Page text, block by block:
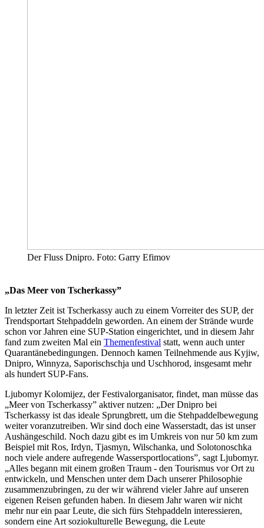
Der Fluss Dnipro. Foto: Garry Efimov
„Das Meer von Tscherkassy”
In letzter Zeit ist Tscherkassy auch zu einem Vorreiter des SUP, der
Trendsportart Stehpaddeln geworden. An einem der Strände wurde
schon vor Jahren eine SUP-Station eingerichtet, und in diesem Jahr
fand zum zweiten Mal ein Themenfestival statt, wenn auch unter
Quarantänebedingungen. Dennoch kamen Teilnehmende aus Kyjiw,
Dnipro, Winnyza, Saporischschja und Uschhorod, insgesamt mehr
als hundert SUP-Fans.
Ljubomyr Kolomijez, der Festivalorganisator, findet, man müsse das
„Meer von Tscherkassy” aktiver nutzen: „Der Dnipro bei
Tscherkassy ist das ideale Sprungbrett, um die Stehpaddelbewegung
weiter voranzutreiben. Wir sind doch eine Wasserstadt, das ist unser
Aushängeschild. Noch dazu gibt es im Umkreis von nur 50 km zum
Beispiel mit Ros, Irdyn, Tjasmyn, Wilschanka, und Solotonoschka
noch viele andere aufregende Wassersportlocations”, sagt Ljubomyr.
„Alles begann mit einem großen Traum ‑ den Tourismus vor Ort zu
entwickeln, und Menschen unter dem Dach unserer Philosophie
zusammenzubringen, zu der wir während vieler Jahre auf unseren
eigenen Reisen gefunden haben. In diesem Jahr waren wir nicht
mehr nur ein paar Leute, die sich fürs Stehpaddeln interessieren,
sondern eine Art soziokulturelle Bewegung, die Leute